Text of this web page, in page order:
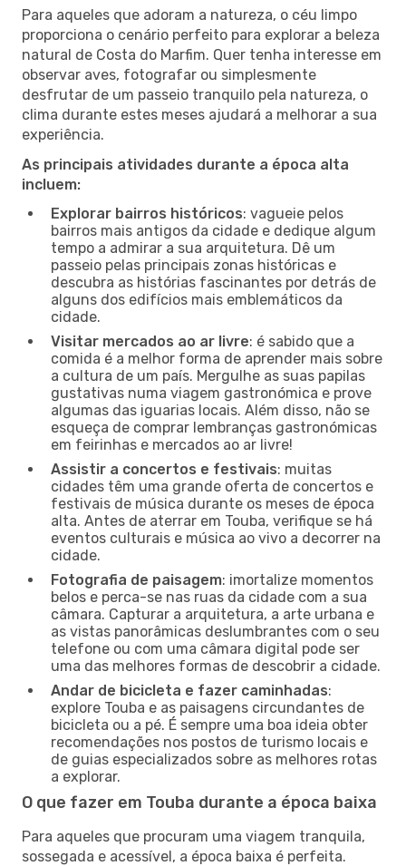
Para aqueles que adoram a natureza, o céu limpo
proporciona o cenário perfeito para explorar a beleza
natural de Costa do Marfim. Quer tenha interesse em
observar aves, fotografar ou simplesmente
desfrutar de um passeio tranquilo pela natureza, o
clima durante estes meses ajudará a melhorar a sua
experiência.
As principais atividades durante a época alta
incluem:
Explorar bairros históricos: vagueie pelos
bairros mais antigos da cidade e dedique algum
tempo a admirar a sua arquitetura. Dê um
passeio pelas principais zonas históricas e
descubra as histórias fascinantes por detrás de
alguns dos edifícios mais emblemáticos da
cidade.
Visitar mercados ao ar livre: é sabido que a
comida é a melhor forma de aprender mais sobre
a cultura de um país. Mergulhe as suas papilas
gustativas numa viagem gastronómica e prove
algumas das iguarias locais. Além disso, não se
esqueça de comprar lembranças gastronómicas
em feirinhas e mercados ao ar livre!
Assistir a concertos e festivais: muitas
cidades têm uma grande oferta de concertos e
festivais de música durante os meses de época
alta. Antes de aterrar em Touba, verifique se há
eventos culturais e música ao vivo a decorrer na
cidade.
Fotografia de paisagem: imortalize momentos
belos e perca-se nas ruas da cidade com a sua
câmara. Capturar a arquitetura, a arte urbana e
as vistas panorâmicas deslumbrantes com o seu
telefone ou com uma câmara digital pode ser
uma das melhores formas de descobrir a cidade.
Andar de bicicleta e fazer caminhadas:
explore Touba e as paisagens circundantes de
bicicleta ou a pé. É sempre uma boa ideia obter
recomendações nos postos de turismo locais e
de guias especializados sobre as melhores rotas
a explorar.
O que fazer em Touba durante a época baixa
Para aqueles que procuram uma viagem tranquila,
sossegada e acessível, a época baixa é perfeita.